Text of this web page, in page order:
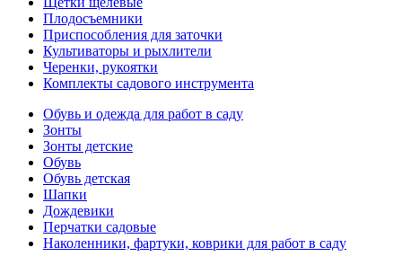
Плодосъемники
Приспособления для заточки
Культиваторы и рыхлители
Черенки, рукоятки
Комплекты садового инструмента
Обувь и одежда для работ в саду
Зонты
Зонты детские
Обувь
Обувь детская
Шапки
Дождевики
Перчатки садовые
Наколенники, фартуки, коврики для работ в саду